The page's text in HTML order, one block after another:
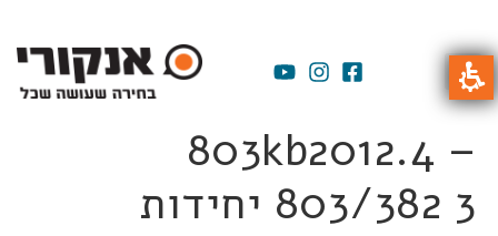
803kb2012.4 –
803/382 3 יחידות